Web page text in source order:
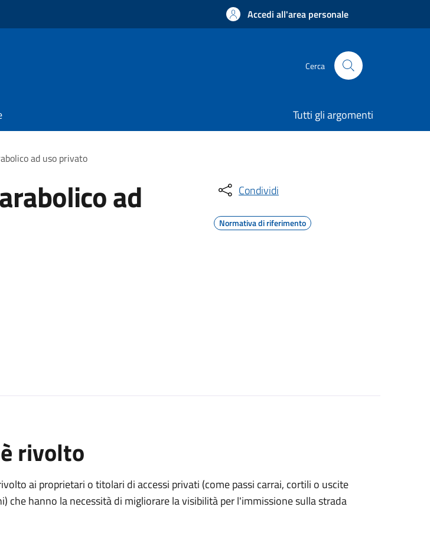
Accedi all'area personale
Cerca
Tutti gli argomenti
ad uso privato
ad Condividi
Normativa di riferimento
rivolto
ai proprietari o titolari di accessi privati (come passi carrai, cortili o uscite
che hanno la necessità di migliorare la visibilità per l'immissione sulla strada